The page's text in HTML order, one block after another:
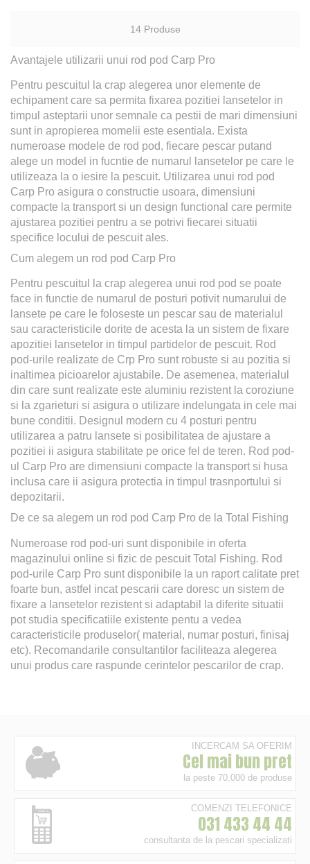
14Produse
Avantajele utilizarii unui rod pod Carp Pro
Pentru pescuitul la crap alegerea unor elemente de
echipament care sa permita fixarea pozitiei lansetelor in
timpul asteptarii unor semnale ca pestii de mari dimensiuni
sunt in apropierea momelii este esentiala. Exista
numeroase modele de rod pod, fiecare pescar putand
alege un model in fucntie de numarul lansetelor pe care le
utilizeaza la o iesire la pescuit. Utilizarea unui rod pod
Carp Pro asigura o constructie usoara, dimensiuni
compacte la transport si un design functional care permite
ajustarea pozitiei pentru a se potrivi fiecarei situatii
specifice locului de pescuit ales.
Cum alegem un rod pod Carp Pro
Pentru pescuitul la crap alegerea unui rod pod se poate
face in functie de numarul de posturi potivit numarului de
lansete pe care le foloseste un pescar sau de materialul
sau caracteristicile dorite de acesta la un sistem de fixare
apozitiei lansetelor in timpul partidelor de pescuit. Rod
pod-urile realizate de Crp Pro sunt robuste si au pozitia si
inaltimea picioarelor ajustabile. De asemenea, materialul
din care sunt realizate este aluminiu rezistent la coroziune
si la zgarieturi si asigura o utilizare indelungata in cele mai
bune conditii. Designul modern cu 4 posturi pentru
utilizarea a patru lansete si posibilitatea de ajustare a
pozitiei ii asigura stabilitate pe orice fel de teren. Rod pod-
ul Carp Pro are dimensiuni compacte la transport si husa
inclusa care ii asigura protectia in timpul trasnportului si
depozitarii.
De ce sa alegem un rod pod Carp Pro de la Total Fishing
Numeroase rod pod-uri sunt disponibile in oferta
magazinului online si fizic de pescuit Total Fishing. Rod
pod-urile Carp Pro sunt disponibile la un raport calitate pret
foarte bun, astfel incat pescarii care doresc un sistem de
fixare a lansetelor rezistent si adaptabil la diferite situatii
pot studia specificatiile existente pentu a vedea
caracteristicile produselor( material, numar posturi, finisaj
etc). Recomandarile consultantilor faciliteaza alegerea
unui produs care raspunde cerintelor pescarilor de crap.
INCERCAM SA OFERIM
Cel mai bun pret
la peste 70.000 de produse
COMENZI TELEFONICE
031 433 44 44
consultanta de la pescari specializati